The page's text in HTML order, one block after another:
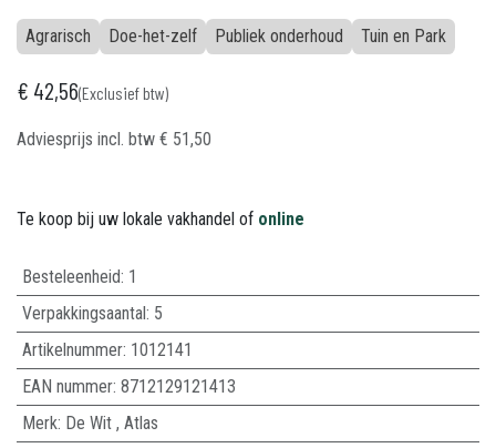
Agrarisch Doe-het-zelf Publiek onderhoud Tuin en Park
€ 42,56(Exclusief btw)
Adviesprijs incl. btw € 51,50
Te koop bij uw lokale vakhandel of online
Besteleenheid: 1
Verpakkingsaantal: 5
Artikelnummer: 1012141
EAN nummer: 8712129121413
Merk: De Wit, Atlas